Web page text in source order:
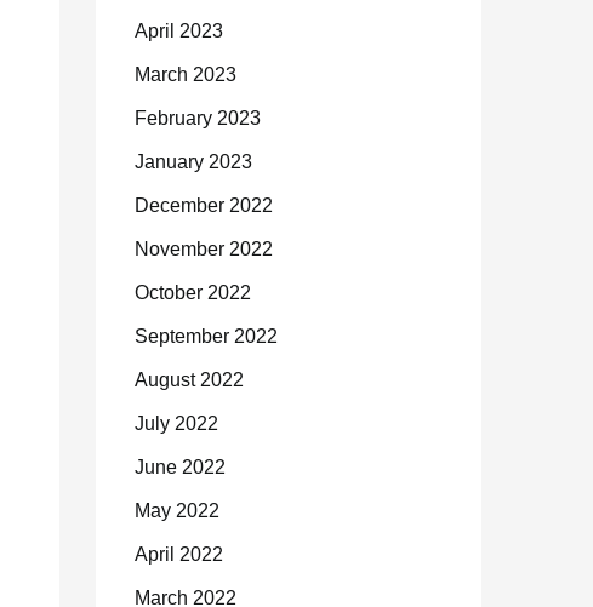
April 2023
March 2023
February 2023
January 2023
December 2022
November 2022
October 2022
September 2022
August 2022
July 2022
June 2022
May 2022
April 2022
March 2022